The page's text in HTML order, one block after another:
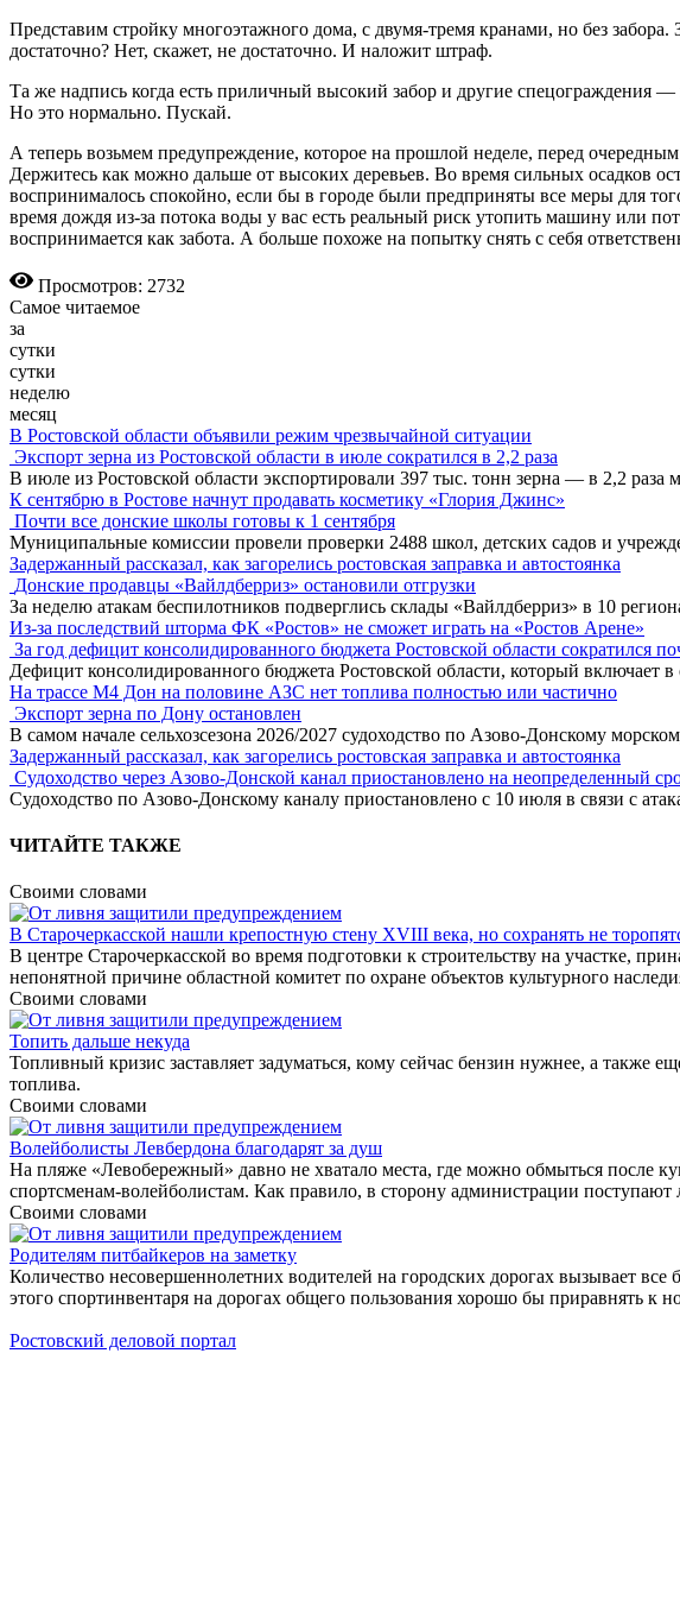
Представим стройку многоэтажного дома, с двумя-тремя кранами, но без
достаточно? Нет, скажет, не достаточно. И наложит штраф.
Та же надпись когда есть приличный высокий забор и другие спецограждения
Но это нормально. Пускай.
А теперь возьмем предупреждение, которое на прошлой неделе, перед
Держитесь как можно дальше от высоких деревьев. Во время сильных осадков
воспринималось спокойно, если бы в городе были предприняты все меры для
время дождя из-за потока воды у вас есть реальный риск утопить машину или
воспринимается как забота. А больше похоже на попытку снять с себя
Просмотров: 2732
Самое читаемое
за
сутки
сутки
неделю
месяц
В Ростовской области объявили режим чрезвычайной ситуации
Экспорт зерна из Ростовской области в июле сократился в 2,2 раза
В июле из Ростовской области экспортировали 397 тыс. тонн зерна — в 2,2 раза
К сентябрю в Ростове начнут продавать косметику «Глория Джинс»
Почти все донские школы готовы к 1 сентября
Муниципальные комиссии провели проверки 2488 школ, детских садов и
Задержанный рассказал, как загорелись ростовская заправка и автостоянка
Донские продавцы «Вайлдберриз» остановили отгрузки
За неделю атакам беспилотников подверглись склады «Вайлдберриз» в 10
Из-за последствий шторма ФК «Ростов» не сможет играть на «Ростов Арене»
За год дефицит консолидированного бюджета Ростовской области сократился
Дефицит консолидированного бюджета Ростовской области, который включает в
На трассе М4 Дон на половине АЗС нет топлива полностью или частично
Экспорт зерна по Дону остановлен
В самом начале сельхозсезона 2026/2027 судоходство по Азово-Донскому
Задержанный рассказал, как загорелись ростовская заправка и автостоянка
Судоходство через Азово-Донской канал приостановлено на неопределенный
Судоходство по Азово-Донскому каналу приостановлено с 10 июля в связи с
ЧИТАЙТЕ ТАКЖЕ
Своими словами
В Старочеркасской нашли крепостную стену XVIII века, но сохранять не
В центре Старочеркасской во время подготовки к строительству на участке,
непонятной причине областной комитет по охране объектов культурного
Своими словами
Топить дальше некуда
Топливный кризис заставляет задуматься, кому сейчас бензин нужнее, а также
топлива.
Своими словами
Волейболисты Левбердона благодарят за душ
На пляже «Левобережный» давно не хватало места, где можно обмыться после
спортсменам-волейболистам. Как правило, в сторону администрации
Своими словами
Родителям питбайкеров на заметку
Количество несовершеннолетних водителей на городских дорогах вызывает
этого спортинвентаря на дорогах общего пользования хорошо бы приравнять к
Ростовский деловой портал